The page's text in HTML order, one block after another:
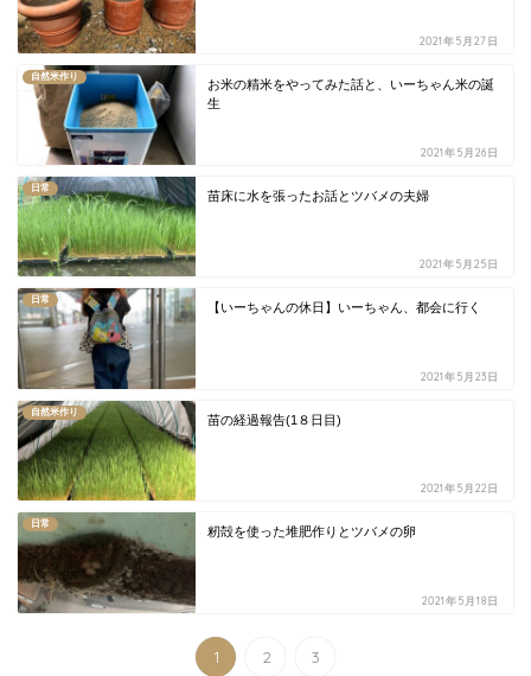
2021年5月27日
自然米作り
お米の精米をやってみた話と、いーちゃん米の誕
生
2021年5月26日
日常
苗床に水を張ったお話とツバメの夫婦
2021年5月25日
日常
【いーちゃんの休日】いーちゃん、都会に行く
2021年5月23日
自然米作り
苗の経過報告(1８日目)
2021年5月22日
日常
籾殻を使った堆肥作りとツバメの卵
2021年5月18日
1 2 3